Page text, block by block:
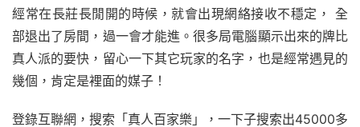
經常在長莊長閒開的時候，就會出現網絡接收不穩定， 全
部退出了房間，過一會才能進。很多局電腦顯示出來的牌比
真人派的要快，留心一下其它玩家的名字，也是經常遇見的
幾個，肯定是裡面的媒子！
登錄互聯網，搜索「真人百家樂」，一下子搜索出45000多